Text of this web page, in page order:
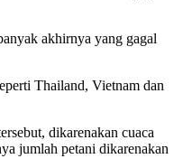
akhirnya yang gagal
Thailand, Vietnam dan
dikarenakan cuaca
jumlah petani dikarenakan